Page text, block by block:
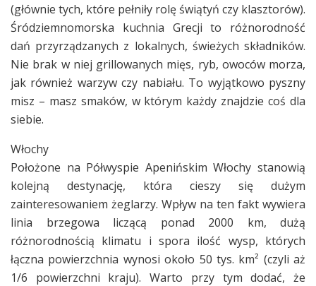
(głównie tych, które pełniły rolę świątyń czy klasztorów).
Śródziemnomorska kuchnia Grecji to różnorodność
dań przyrządzanych z lokalnych, świeżych składników.
Nie brak w niej grillowanych mięs, ryb, owoców morza,
jak również warzyw czy nabiału. To wyjątkowo pyszny
misz – masz smaków, w którym każdy znajdzie coś dla
siebie.
Włochy
Położone na Półwyspie Apenińskim Włochy stanowią
kolejną destynację, która cieszy się dużym
zainteresowaniem żeglarzy. Wpływ na ten fakt wywiera
linia brzegowa liczącą ponad 2000 km, dużą
różnorodnością klimatu i spora ilość wysp, których
łączna powierzchnia wynosi około 50 tys. km² (czyli aż
1/6 powierzchni kraju). Warto przy tym dodać, że